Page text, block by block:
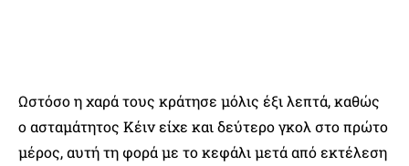
Ωστόσο η χαρά τους κράτησε μόλις έξι λεπτά, καθώς
ο ασταμάτητος Κέιν είχε και δεύτερο γκολ στο πρώτο
μέρος, αυτή τη φορά με το κεφάλι μετά από εκτέλεση